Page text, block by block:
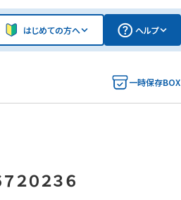
はじめての方へ ヘルプ
一時保存BOX
０２３６